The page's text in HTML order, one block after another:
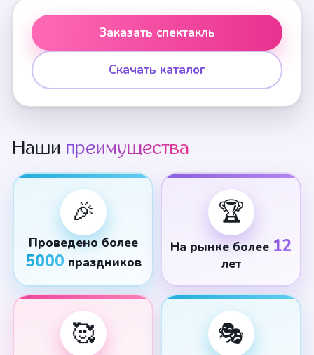
Заказать спектакль
Скачать каталог
Наши преимущества
🎉
Проведено более
5000 праздников
🏆
На рынке более 12
лет
🥰 🎭